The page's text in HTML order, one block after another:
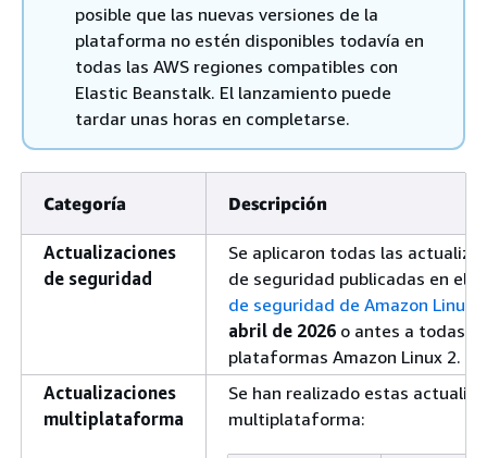
posible que las nuevas versiones de la
plataforma no estén disponibles todavía en
todas las AWS regiones compatibles con
Elastic Beanstalk. El lanzamiento puede
tardar unas horas en completarse.
Categoría Descripción
Actualizaciones
de seguridad
Se aplicaron todas las
de seguridad publicadas en el
de seguridad de Amazon Linux
abril de 2026 o antes a todas
plataformas Amazon Linux 2.
Actualizaciones
multiplataforma
Se han realizado estas
multiplataforma: